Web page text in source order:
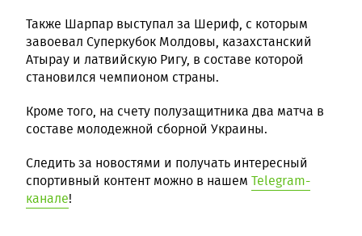
Также Шарпар выступал за Шериф, с которым
завоевал Суперкубок Молдовы, казахстанский
Атырау и латвийскую Ригу, в составе которой
становился чемпионом страны.
Кроме того, на счету полузащитника два матча в
составе молодежной сборной Украины.
Следить за новостями и получать интересный
спортивный контент можно в нашем Telegram-
канале!